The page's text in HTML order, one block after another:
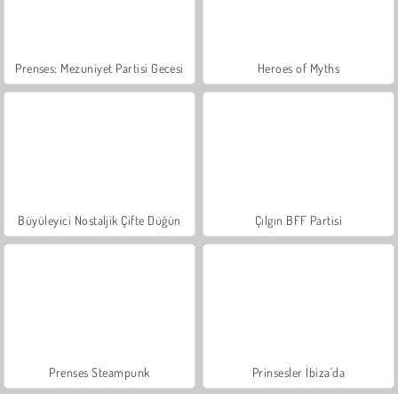
Prenses: Mezuniyet Partisi Gecesi Heroes of Myths
Büyüleyici Nostaljik Çifte Düğün Çılgın BFF Partisi
Prenses Steampunk Prinsesler İbiza'da